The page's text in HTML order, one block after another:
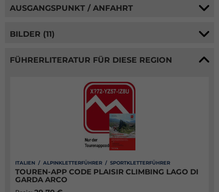
AUSGANGSPUNKT / ANFAHRT
BILDER (11)
FÜHRERLITERATUR FÜR DIESE REGION
ITALIEN / ALPINKLETTERFÜHRER / SPORTKLETTERFÜHRER
TOUREN-APP CODE PLAISIR CLIMBING LAGO DI
GARDA ARCO